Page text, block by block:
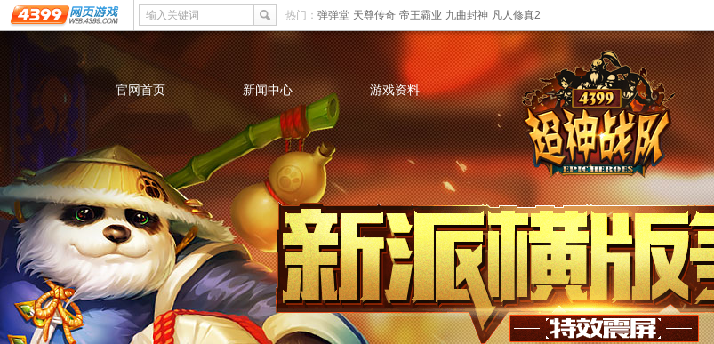
输入关键词 热门： 弹弹堂 天尊传奇 帝王霸业 九曲封神 凡人修真2
官网首页 新闻中心 游戏资料